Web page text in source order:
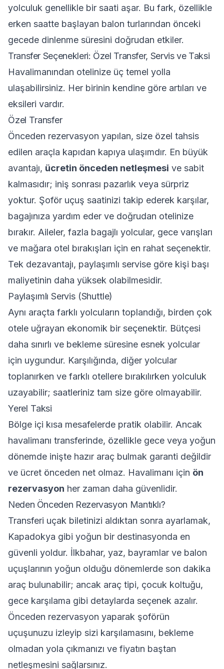
yolculuk genellikle bir saati aşar. Bu fark, özellikle
erken saatte başlayan balon turlarından önceki
gecede dinlenme süresini doğrudan etkiler.
Transfer Seçenekleri: Özel Transfer, Servis ve Taksi
Havalimanından otelinize üç temel yolla
ulaşabilirsiniz. Her birinin kendine göre artıları ve
eksileri vardır.
Özel Transfer
Önceden rezervasyon yapılan, size özel tahsis
edilen araçla kapıdan kapıya ulaşımdır. En büyük
avantajı, ücretin önceden netleşmesi ve sabit
kalmasıdır; iniş sonrası pazarlık veya sürpriz
yoktur. Şoför uçuş saatinizi takip ederek karşılar,
bagajınıza yardım eder ve doğrudan otelinize
bırakır. Aileler, fazla bagajlı yolcular, gece varışları
ve mağara otel bırakışları için en rahat seçenektir.
Tek dezavantajı, paylaşımlı servise göre kişi başı
maliyetinin daha yüksek olabilmesidir.
Paylaşımlı Servis (Shuttle)
Aynı araçta farklı yolcuların toplandığı, birden çok
otele uğrayan ekonomik bir seçenektir. Bütçesi
daha sınırlı ve bekleme süresine esnek yolcular
için uygundur. Karşılığında, diğer yolcular
toplanırken ve farklı otellere bırakılırken yolculuk
uzayabilir; saatleriniz tam size göre olmayabilir.
Yerel Taksi
Bölge içi kısa mesafelerde pratik olabilir. Ancak
havalimanı transferinde, özellikle gece veya yoğun
dönemde inişte hazır araç bulmak garanti değildir
ve ücret önceden net olmaz. Havalimanı için ön
rezervasyon her zaman daha güvenlidir.
Neden Önceden Rezervasyon Mantıklı?
Transferi uçak biletinizi aldıktan sonra ayarlamak,
Kapadokya gibi yoğun bir destinasyonda en
güvenli yoldur. İlkbahar, yaz, bayramlar ve balon
uçuşlarının yoğun olduğu dönemlerde son dakika
araç bulunabilir; ancak araç tipi, çocuk koltuğu,
gece karşılama gibi detaylarda seçenek azalır.
Önceden rezervasyon yaparak şoförün
uçuşunuzu izleyip sizi karşılamasını, bekleme
olmadan yola çıkmanızı ve fiyatın baştan
netleşmesini sağlarsınız.